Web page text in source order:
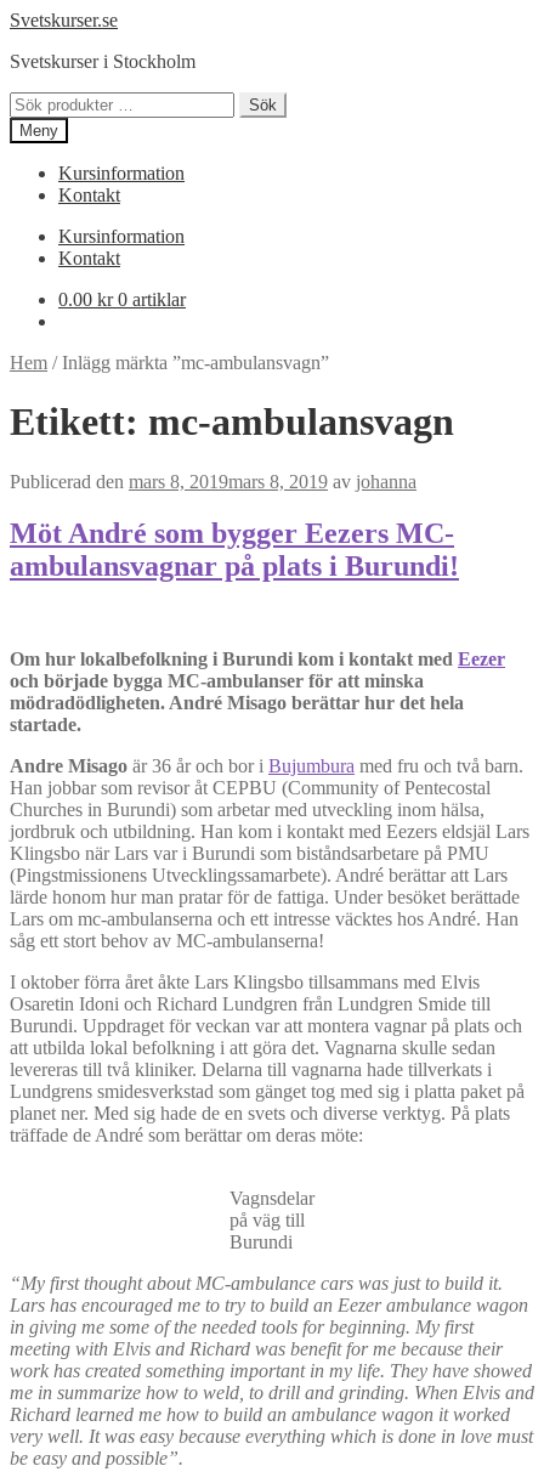
Hoppa
navigering
Hoppa
innehåll
Svetskurser.se
Svetskurser i Stockholm
Sök
efter:
Sök
Meny
Kursinformation
Kontakt
Kursinformation
Kontakt
0.00 kr 0 artiklar
Hem /Inlägg märkta ”mc-ambulansvagn”
Etikett: mc-ambulansvagn
Publicerad den mars 8, 2019mars 8, 2019 av johanna
Möt André som bygger Eezers MC-
ambulansvagnar på plats i Burundi!
Om hur lokalbefolkning i Burundi kom i kontakt med Eezer
och började bygga MC-ambulanser för att minska
mödradödligheten. André Misago berättar hur det hela
startade.
Andre Misago är 36 år och bor i Bujumbura med fru och två barn.
Han jobbar som revisor åt CEPBU (Community of Pentecostal
Churches in Burundi) som arbetar med utveckling inom hälsa,
jordbruk och utbildning. Han kom i kontakt med Eezers eldsjäl Lars
Klingsbo när Lars var i Burundi som biståndsarbetare på PMU
(Pingstmissionens Utvecklingssamarbete). André berättar att Lars
lärde honom hur man pratar för de fattiga. Under besöket berättade
Lars om mc-ambulanserna och ett intresse väcktes hos André. Han
såg ett stort behov av MC-ambulanserna!
I oktober förra året åkte Lars Klingsbo tillsammans med Elvis
Osaretin Idoni och Richard Lundgren från Lundgren Smide till
Burundi. Uppdraget för veckan var att montera vagnar på plats och
att utbilda lokal befolkning i att göra det. Vagnarna skulle sedan
levereras till två kliniker. Delarna till vagnarna hade tillverkats i
Lundgrens smidesverkstad som gänget tog med sig i platta paket på
planet ner. Med sig hade de en svets och diverse verktyg. På plats
träffade de André som berättar om deras möte:
Vagnsdelar
på väg till
Burundi
“My first thought about MC-ambulance cars was just to build it.
Lars has encouraged me to try to build an Eezer ambulance wagon
in giving me some of the needed tools for beginning. My first
meeting with Elvis and Richard was benefit for me because their
work has created something important in my life. They have showed
me in summarize how to weld, to drill and grinding. When Elvis and
Richard learned me how to build an ambulance wagon it worked
very well. It was easy because everything which is done in love must
be easy and possible”.